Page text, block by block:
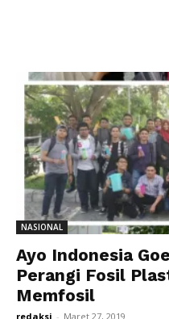
NASIONAL
Ayo Indonesia
Perangi Fosil
Memfosil
redaksi - Maret 27, 2019